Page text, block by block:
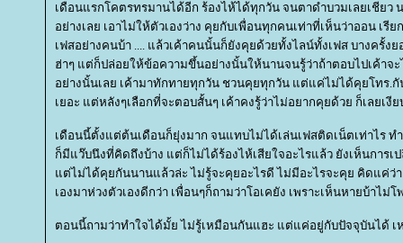
เดือนแรกโคตรทรมานได้อีก ร้องไห้ได้ทุกวัน จนตาดำบวมเลยเชียว
อย่างเลย เอาไม่ให้ตัวเองว่าง คุยกับเพื่อนทุกคนเท่าที่เห็นว่าออน เรีย
เฟสอย่างคนบ้า .... แล้วเค้าคนนั้นก็ยังคุยด้วยทั้งไลน์ทั้งเฟส บางครั้ง
ฮ่าๆ แต่ก็ปล่อยให้ข้อความขึ้นอย่างนั้นให้นานจนรู้ว่าถ้าตอบไปเค้าจ
อย่างนั้นเลย เค้ามาทักทายทุกวัน ชวนคุยทุกวัน แต่แค่ไม่ได้คุยโทร.
เยอะ แต่หลังๆเลือกที่จะตอบสั้นๆ เค้าคงรู้ว่าไม่อยากคุยด้วย ก็เลยเงีย
เดือนนี้ตั้งแต่ต้นเดือนก็ยุ่งมาก จนแทบไม่ได้เล่นเฟสติดเน็ตเท่าไร
ก็มีแว๊บนึงที่คิดถึงบ้าง แต่ก็ไม่ได้ร้องไห้เสียใจอะไรแล้ว ยังเห็นการเ
ต่ไม่ได้คุยกันนานแล้วล่ะ ไม่รู้จะคุยอะไรดี ไม่มีอะไรจะคุย คิดแค่ว่า
เองมาห่วงตัวเองดีกว่า เพื่อนๆก็ถามว่าโอเคยัง เพราะเห็นหายบ้าไม่โ
ตอนนี้ถามว่าทำใจได้มั้ย ไม่รู้เหมือนกันแฮะ แต่แค่อยู่กับปัจจุบันได้ เห